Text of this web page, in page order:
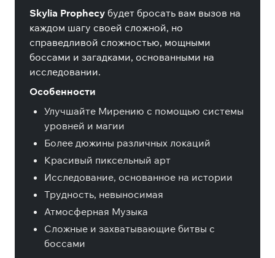
Skylia Prophecy будет бросать вам вызов на
каждом шагу своей сложной, но
справедливой сложностью, мощными
боссами и загадками, основанными на
исследовании.
Особенности
Улучшайте Мирению с помощью системы
уровней и магии
Более дюжины различных локаций
Красивый пиксельный арт
Исследование, основанное на истории
Трудность, невыносимая
Атмосферная Музыка
Сложные и захватывающие битвы с
боссами